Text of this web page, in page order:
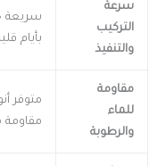
سرعة
التركيب
والتنفيذ
سريعة
بأيام
مقاومة
للماء
والرطوبة
متوفر
مقاومة